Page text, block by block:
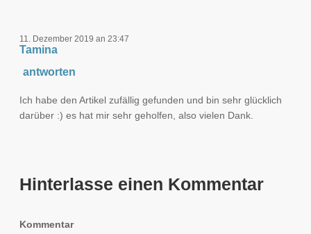
11. Dezember 2019 an 23:47
Tamina
antworten
Ich habe den Artikel zufällig gefunden und bin sehr glücklich
darüber :) es hat mir sehr geholfen, also vielen Dank.
Hinterlasse einen Kommentar
Kommentar